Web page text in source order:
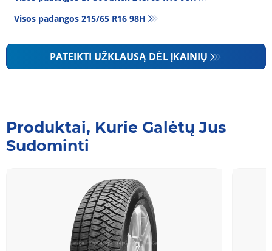
Visos padangos‎ 215/65 R16 98H
PATEIKTI UŽKLAUSĄ DĖL ĮKAINIŲ
Produktai, Kurie Galėtų Jus
Sudominti